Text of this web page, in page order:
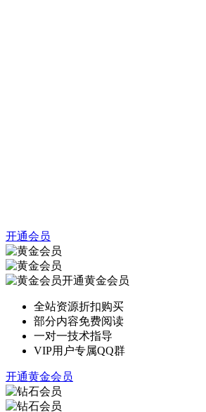
开通会员
开通黄金会员
全站资源折扣购买
部分内容免费阅读
一对一技术指导
VIP用户专属QQ群
开通黄金会员